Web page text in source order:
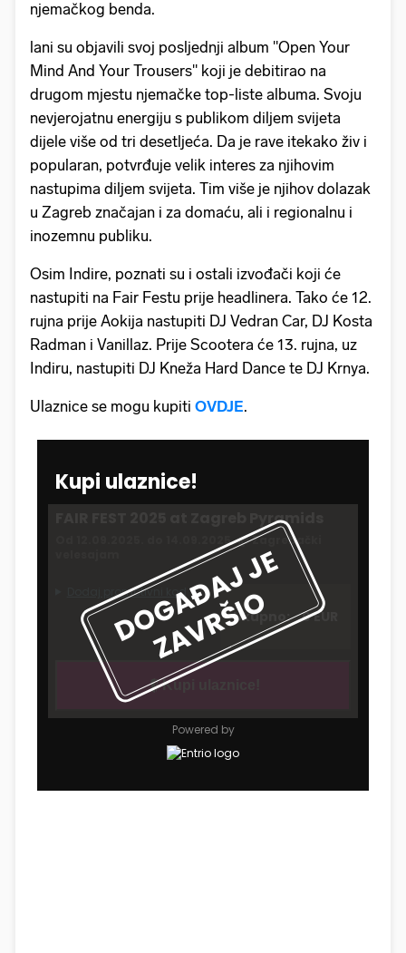
njemačkog benda.
lani su objavili svoj posljednji album "Open Your
Mind And Your Trousers" koji je debitirao na
drugom mjestu njemačke top-liste albuma. Svoju
nevjerojatnu energiju s publikom diljem svijeta
dijele više od tri desetljeća. Da je rave itekako živ i
popularan, potvrđuje velik interes za njihovim
nastupima diljem svijeta. Tim više je njihov dolazak
u Zagreb značajan i za domaću, ali i regionalnu i
inozemnu publiku.
Osim Indire, poznati su i ostali izvođači koji će
nastupiti na Fair Festu prije headlinera. Tako će 12.
rujna prije Aokija nastupiti DJ Vedran Car, DJ Kosta
Radman i Vanillaz. Prije Scootera će 13. rujna, uz
Indiru, nastupiti DJ Kneža Hard Dance te DJ Krnya.
Ulaznice se mogu kupiti OVDJE.